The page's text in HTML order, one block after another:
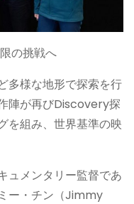
の挑戦へ
多様な地形で探索を行
陣が再びDiscovery探
を組み、世界基準の映
ュメンタリー監督であ
ー・チン（Jimmy